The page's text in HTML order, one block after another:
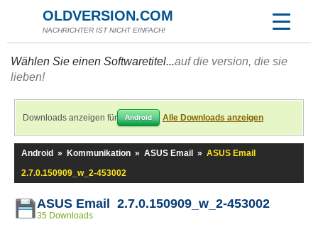
OLDVERSION.COM
NACHRICHTER IST NICHT EINFACH!
Wählen Sie einen Softwaretitel...auf die version, die sie
lieben!
Downloads anzeigen für Android Alle Downloads anzeigen
Android » Kommunikation » ASUS Email » ASUS Email
2.7.0.150909_w_2-453002
ASUS Email 2.7.0.150909_w_2-453002
35 Downloads